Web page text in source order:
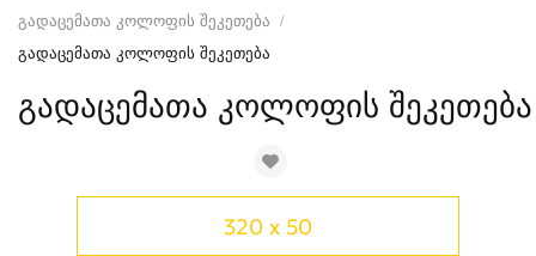
გადაცემათა კოლოფის შეკეთება
გადაცემათა კოლოფის შეკეთება
გადაცემათა კოლოფის შეკეთება
320 x 50